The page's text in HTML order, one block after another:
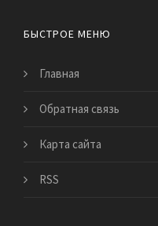
БЫСТРОЕ МЕНЮ
Главная
Обратная связь
Карта сайта
RSS